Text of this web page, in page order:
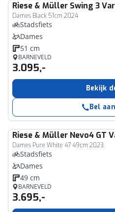
Riese & Müller Swing 3
Dames Black 51cm 2024
Stadsfiets
Dames
51 cm
BARNEVELD
3.095,-
Bekijk
Bel
Riese & Müller Nevo4 GT
Dames Pure White 47 49cm 2023
Stadsfiets
Dames
49 cm
BARNEVELD
3.695,-